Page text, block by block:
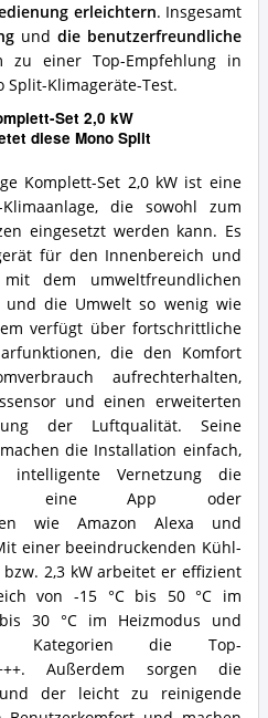
erleichtern. Insgesamt
und die benutzerfreundliche
zu einer Top-Empfehlung in
Klimageräte-Test.
Set 2,0 kW
diese Mono Split
Komplett-Set 2,0 kW ist eine
Klimaanlage, die sowohl zum
eingesetzt werden kann. Es
für den Innenbereich und
dem umweltfreundlichen
die Umwelt so wenig wie
verfügt über fortschrittliche
die den Komfort
aufrechterhalten,
und einen erweiterten
der Luftqualität. Seine
die Installation einfach,
Vernetzung die
eine App oder
wie Amazon Alexa und
einer beeindruckenden Kühl-
2,3 kW arbeitet er effizient
von -15 °C bis 50 °C im
30 °C im Heizmodus und
Kategorien die Top-
Außerdem sorgen die
und der leicht zu reinigende